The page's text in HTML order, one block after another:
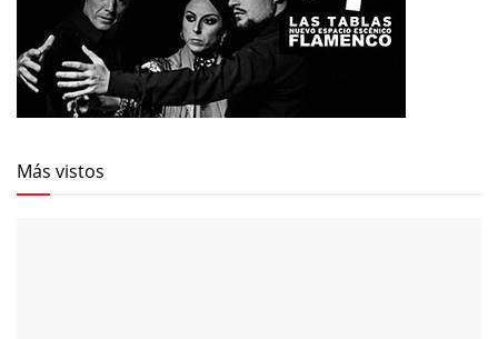
Más vistos